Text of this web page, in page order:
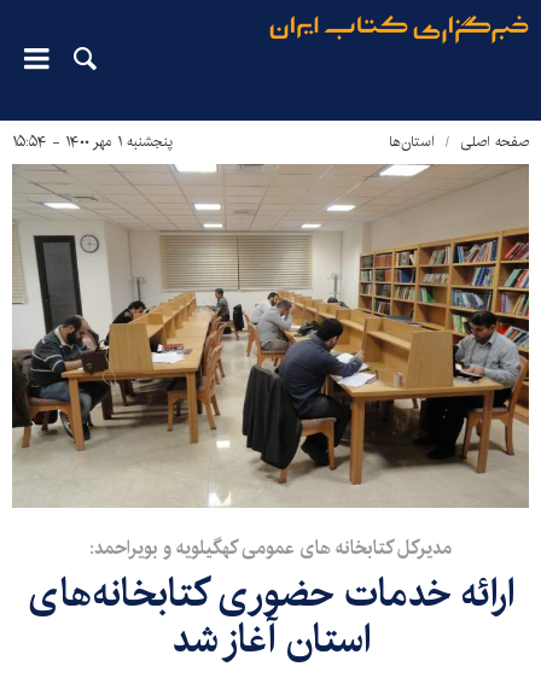
صفحه اصلی استان‌ها پنجشنبه ۱ مهر ۱۴۰۰ - ۱۵:۵۴
مدیرکل کتابخانه های عمومی کهگیلویه و بویراحمد:
ارائه خدمات حضوری کتابخانه‌های
استان آغاز شد